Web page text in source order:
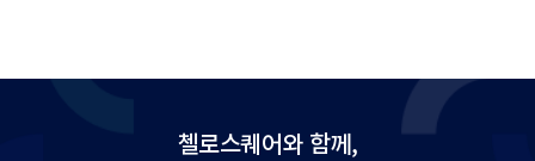
첼로스퀘어와 함께,